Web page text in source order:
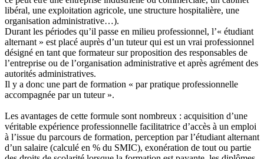
libéral, une exploitation agricole, une structure hospitalière, une
organisation administrative…).
Durant les périodes qu’il passe en milieu professionnel, l’« étudiant
alternant » est placé auprès d’un tuteur qui est un vrai professionnel
désigné en tant que formateur sur proposition des responsables de
l’entreprise ou de l’organisation administrative et après agrément des
autorités administratives.
Il y a donc une part de formation « par pratique professionnelle
accompagnée par un tuteur ».
Les avantages de cette formule sont nombreux : acquisition d’une
véritable expérience professionnelle facilitatrice d’accès à un emploi
à l’issue du parcours de formation, perception par l’étudiant alternant
d’un salaire (calculé en % du SMIC), exonération de tout ou partie